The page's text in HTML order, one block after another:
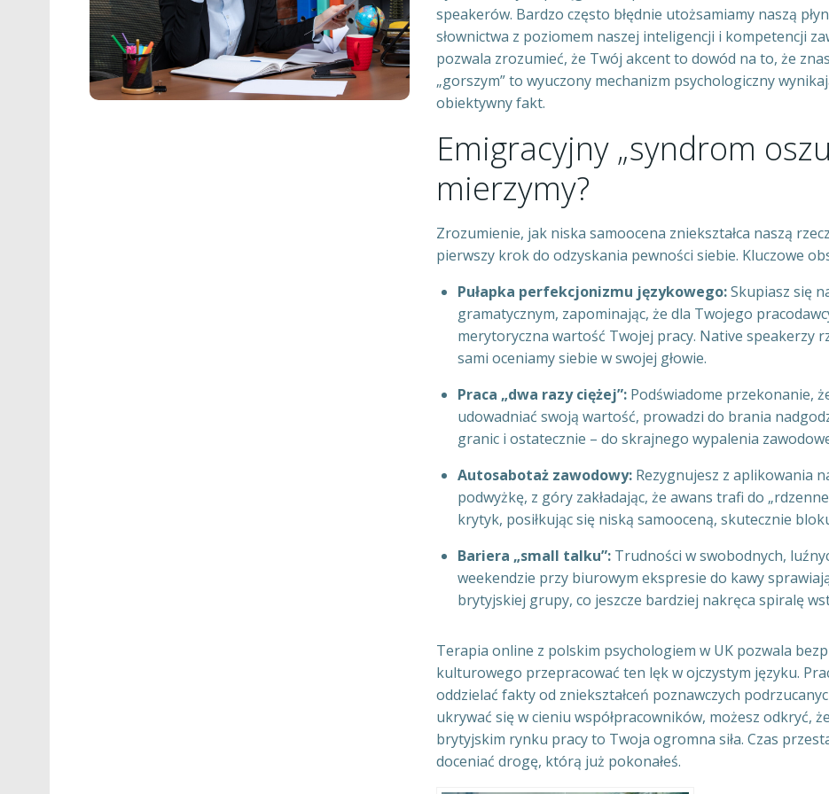
speakerów. Bardzo często błędnie utożsamiamy naszą
słownictwa z poziomem naszej inteligencji i kompetencji
pozwala zrozumieć, że Twój akcent to dowód na to, że
„gorszym” to wyuczony mechanizm psychologiczny
obiektywny fakt.
Emigracyjny „syndrom
mierzymy?
Zrozumienie, jak niska samoocena zniekształca naszą
pierwszy krok do odzyskania pewności siebie. Kluczowe
Pułapka perfekcjonizmu językowego:Skupiasz się
gramatycznym, zapominając, że dla Twojego
merytoryczna wartość Twojej pracy. Native speakerzy
sami oceniamy siebie w swojej głowie.
Praca „dwa razy ciężej”:Podświadome przekonanie,
udowadniać swoją wartość, prowadzi do brania
granic i ostatecznie – do skrajnego wypalenia
Autosabotaż zawodowy:Rezygnujesz z aplikowania
podwyżkę, z góry zakładając, że awans trafi do
krytyk, posiłkując się niską samooceną, skutecznie
Bariera „small talku”:Trudności w swobodnych,
weekendzie przy biurowym ekspresie do kawy
brytyjskiej grupy, co jeszcze bardziej nakręca spiralę
Terapia online z polskim psychologiem w UK pozwala
kulturowego przepracować ten lęk w ojczystym języku.
oddzielać fakty od zniekształceń poznawczych
ukrywać się w cieniu współpracowników, możesz odkryć,
brytyjskim rynku pracy to Twoja ogromna siła. Czas
doceniać drogę, którą już pokonałeś.